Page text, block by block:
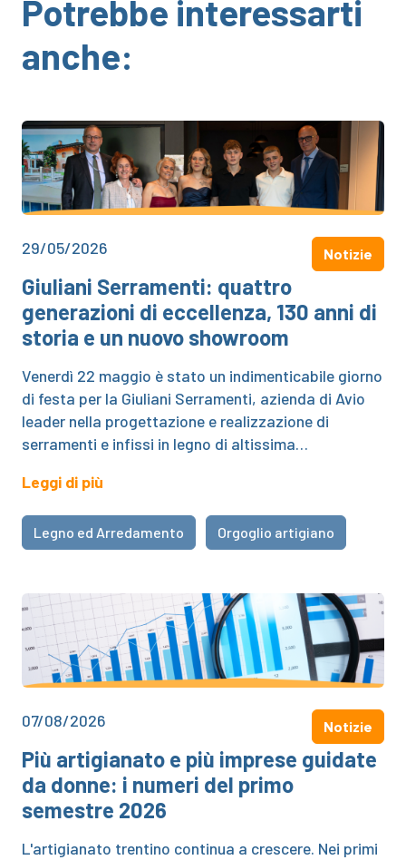
Potrebbe interessarti
anche:
29/05/2026 Notizie
Giuliani Serramenti: quattro
generazioni di eccellenza, 130 anni di
storia e un nuovo showroom
Venerdì 22 maggio è stato un indimenticabile giorno
di festa per la Giuliani Serramenti, azienda di Avio
leader nella progettazione e realizzazione di
serramenti e infissi in legno di altissima…
Leggi di più
Legno ed Arredamento Orgoglio artigiano
07/08/2026 Notizie
Più artigianato e più imprese guidate
da donne: i numeri del primo
semestre 2026
L'artigianato trentino continua a crescere. Nei primi